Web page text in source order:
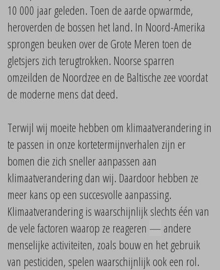
10 000 jaar geleden. Toen de aarde opwarmde,
heroverden de bossen het land. In Noord-Amerika
sprongen beuken over de Grote Meren toen de
gletsjers zich terugtrokken. Noorse sparren
omzeilden de Noordzee en de Baltische zee voordat
de moderne mens dat deed.
Terwijl wij moeite hebben om klimaatverandering in
te passen in onze kortetermijnverhalen zijn er
bomen die zich sneller aanpassen aan
klimaatverandering dan wij. Daardoor hebben ze
meer kans op een succesvolle aanpassing.
Klimaatverandering is waarschijnlijk slechts één van
de vele factoren waarop ze reageren — andere
menselijke activiteiten, zoals bouw en het gebruik
van pesticiden, spelen waarschijnlijk ook een rol.